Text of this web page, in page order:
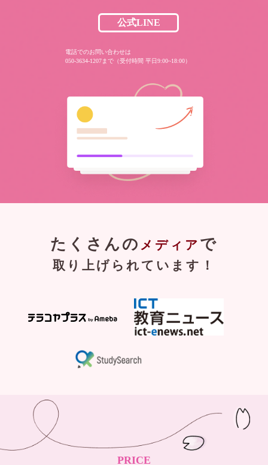
公式LINE
電話でのお問い合わせは
050-3634-1207まで（受付時間 平日9:00~18:00）
たくさんの メディア で
取り上げられています！
PRICE